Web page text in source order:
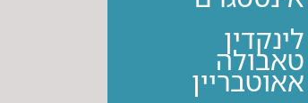
לינקדין
טאבולה
אאוטבריין